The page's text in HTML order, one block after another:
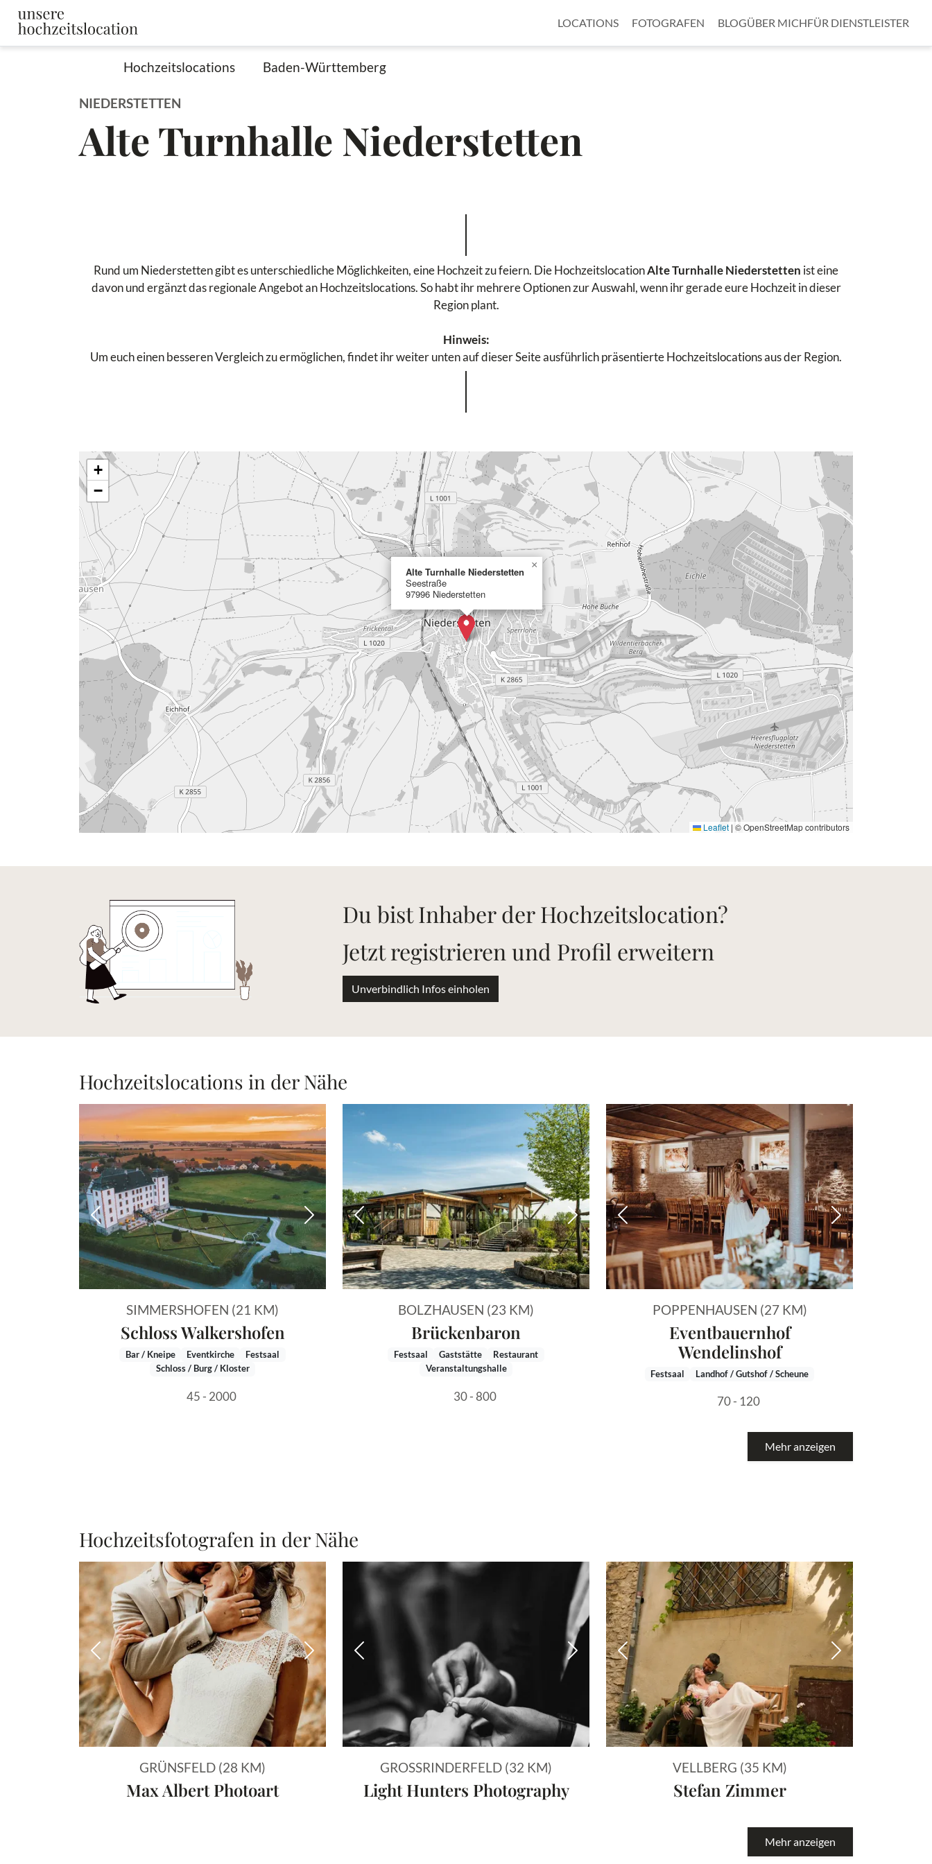
LOCATIONS FOTOGRAFEN BLOGÜBER MICHFÜR DIENSTLEISTER
Hochzeitslocations Baden-Württemberg
NIEDERSTETTEN
Alte Turnhalle Niederstetten
Rund um Niederstetten gibt es unterschiedliche Möglichkeiten, eine Hochzeit zu feiern. Die HochzeitslocationAlte Turnhalle Niederstetten ist eine
davon und ergänzt das regionale Angebot an Hochzeitslocations. So habt ihr mehrere Optionen zur Auswahl, wenn ihr gerade eure Hochzeit in dieser
Region plant.
Hinweis:
Um euch einen besseren Vergleich zu ermöglichen, findet ihr weiter unten auf dieser Seite ausführlich präsentierte Hochzeitslocations aus der Region.
Alte Turnhalle Niederstetten
Seestraße
97996 Niederstetten
×
+
−
Leaflet | © OpenStreetMap contributors
Du bist Inhaber der Hochzeitslocation?
Jetzt registrieren und Profil erweitern
Unverbindlich Infos einholen
Hochzeitslocations in der Nähe
Vorheriges Bild Nächstes Bild
SIMMERSHOFEN (21 KM)
Schloss Walkershofen
Bar / Kneipe Eventkirche
Festsaal
Schloss / Burg / Kloster
45 - 2000
Vorheriges Bild Nächstes Bild
BOLZHAUSEN (23 KM)
Brückenbaron
Festsaal Gaststätte
Restaurant
Veranstaltungshalle
30 - 800
Vorheriges Bild Nächstes Bild
POPPENHAUSEN (27 KM)
Eventbauernhof
Wendelinshof
Festsaal Landhof / Gutshof / Scheune
70 - 120
Mehr anzeigen
Hochzeitsfotografen in der Nähe
Vorheriges Bild Nächstes Bild
GRÜNSFELD (28 KM)
Max Albert Photoart
Vorheriges Bild Nächstes Bild
GROSSRINDERFELD (32 KM)
Light Hunters Photography
Vorheriges Bild Nächstes Bild
VELLBERG (35 KM)
Stefan Zimmer
Mehr anzeigen